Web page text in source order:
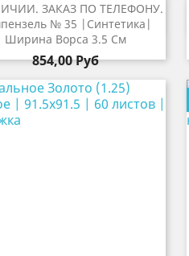
ЗАКАЗ ПО ТЕЛЕФОНУ.
№ 35 |синтетика|
Ширина Ворса 3.5 См
854,00 Руб
Быстрый просмотр